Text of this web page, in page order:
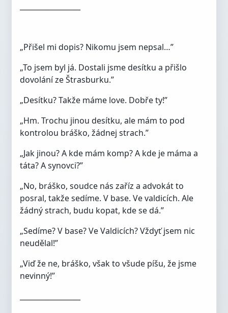
„Přišel mi dopis? Nikomu jsem nepsal…”
„To jsem byl já. Dostali jsme desítku a přišlo
dovolání ze Štrasburku.”
„Desítku? Takže máme love. Dobře ty!”
„Hm. Trochu jinou desítku, ale mám to pod
kontrolou bráško, žádnej strach.”
„Jak jinou? A kde mám komp? A kde je máma a
táta? A synovci?”
„No, bráško, soudce nás zaříz a advokát to
posral, takže sedíme. V base. Ve valdicích. Ale
žádný strach, budu kopat, kde se dá.”
„Sedíme? V base? Ve Valdicích? Vždyť jsem nic
neudělal!”
„Viď že ne, bráško, však to všude píšu, že jsme
nevinný!”